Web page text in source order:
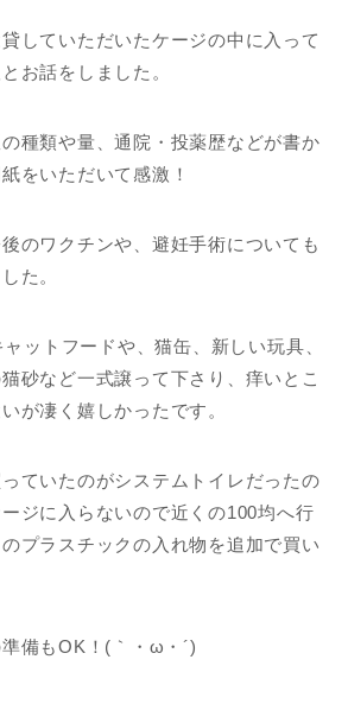
していただいたケージの中に入って
お話をしました。
種類や量、通院・投薬歴などが書か
をいただいて感激！
のワクチンや、避妊手術についても
た。
ットフードや、猫缶、新しい玩具、
砂など一式譲って下さり、痒いとこ
が凄く嬉しかったです。
ていたのがシステムトイレだったの
ジに入らないので近くの100均へ行
プラスチックの入れ物を追加で買い
備もOK！(｀・ω・´)